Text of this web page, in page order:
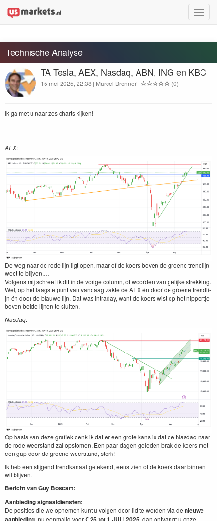
Toggle
Technische Analyse
TA Tesla, AEX, Nasdaq, ABN, ING en KBC
15 mei 2025, 22:38 | Marcel Bronner | (0)
Ik ga met u naar zes charts kijken!
AEX:
De weg naar de rode lijn ligt open, maar of de koers boven de groene trendli­jn
weet te bli­jven.…
Vol­gens mij schreef ik dit in de vorige col­umn, of woor­den van gelijke strekking.
Wel, op het laag­ste punt van van­daag zak­te de AEXén door de groene trendli­
jn én door de blauwe lijn. Dat was intra­day, want de koers wist op het nip­pert­je
boven bei­de lij­nen te sluiten.
Nas­daq:
Op basis van deze grafiek denk ik dat er een grote kans is dat de Nas­daq naar
de rode weer­stand zal opstomen. Een paar dagen gele­den brak de koers met
een gap door de groene weer­stand, sterk!
Ik heb een sti­j­gend trend­kanaal getek­end, eens zien of de koers daar bin­nen
wil blijven.
Bericht van Guy Boscart:
Aan­bied­ing sig­naal­dien­sten:
De posi­ties die we opne­men kunt u vol­gen door lid te wor­den via de nieuwe
, nu een­ma­lig voor
dan ont­vangt u onze